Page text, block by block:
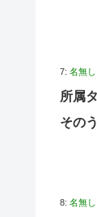
7: 名無し
所属
その
8: 名無し